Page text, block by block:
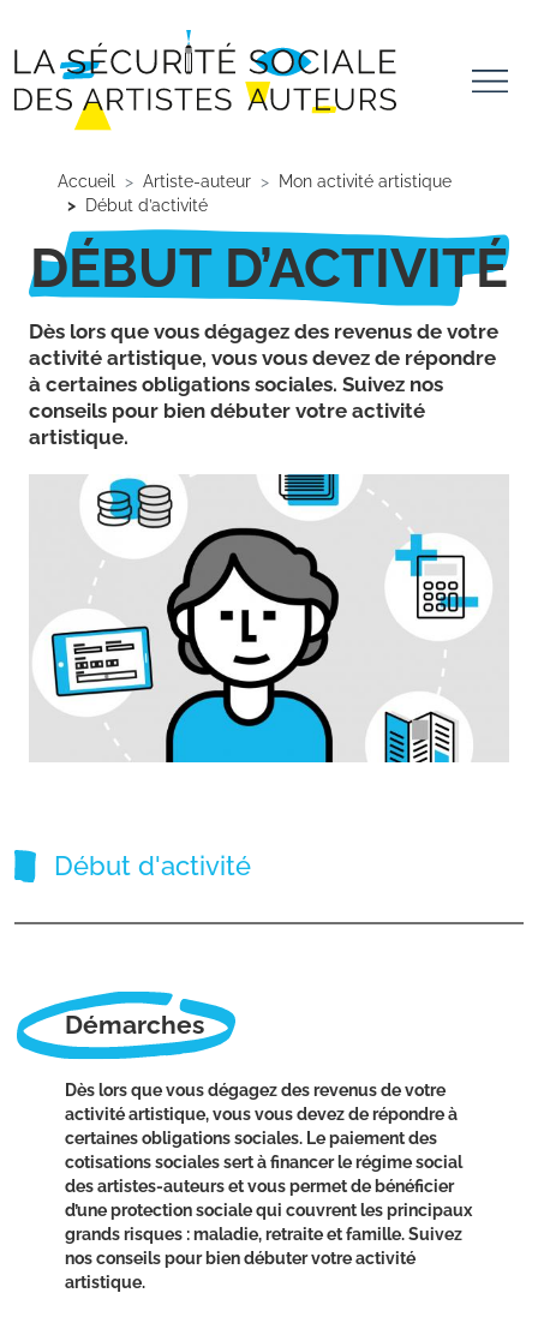
Accueil Artiste-auteur
Mon activité artistique
Début d’activité
DÉBUT D’ACTIVITÉ
Dès lors que vous dégagez des revenus de votre
activité artistique, vous vous devez de répondre
à certaines obligations sociales. Suivez nos
conseils pour bien débuter votre activité
artistique.
Catégories
Début d'activité
Démarches
Dès lors que vous dégagez des revenus de votre
activité artistique, vous vous devez de répondre à
certaines obligations sociales. Le paiement des
cotisations sociales sert à financer le régime social
des artistes-auteurs et vous permet de bénéficier
d’une protection sociale qui couvrent les principaux
grands risques : maladie, retraite et famille. Suivez
nos conseils pour bien débuter votre activité
artistique.